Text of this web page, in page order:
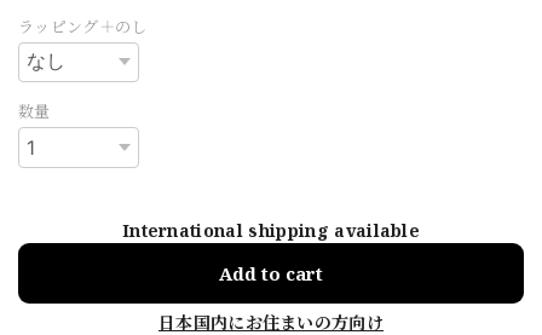
ラッピング＋のし
数量
International shipping available
Add to cart
日本国内にお住まいの方向け